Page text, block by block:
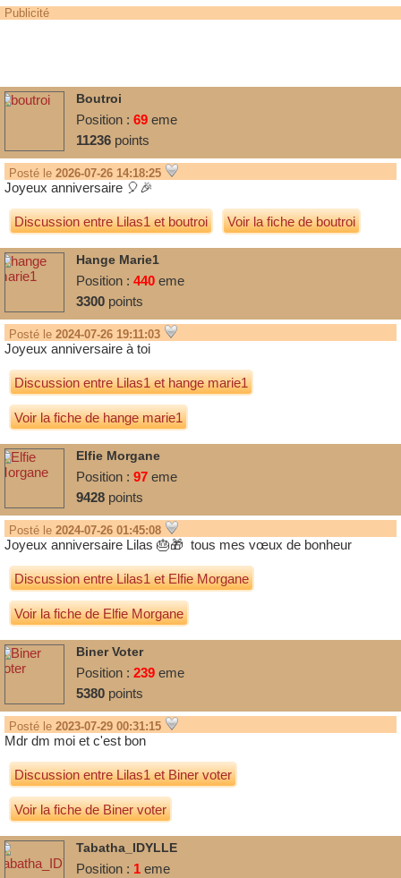
Publicité
Boutroi
Position : 69 eme
11236 points
Posté le 2026-07-26 14:18:25
Joyeux anniversaire 🎈🎉
Discussion entreLilas1etboutroi Voir la fiche de boutroi
Hange Marie1
Position : 440 eme
3300 points
Posté le 2024-07-26 19:11:03
Joyeux anniversaire à toi
Discussion entreLilas1ethange marie1
Voir la fiche de hange marie1
Elfie Morgane
Position : 97 eme
9428 points
Posté le 2024-07-26 01:45:08
Joyeux anniversaire Lilas 🎂🎁 tous mes vœux de bonheur
Discussion entreLilas1etElfie Morgane
Voir la fiche de Elfie Morgane
Biner Voter
Position : 239 eme
5380 points
Posté le 2023-07-29 00:31:15
Mdr dm moi et c'est bon
Discussion entreLilas1etBiner voter
Voir la fiche de Biner voter
Tabatha_IDYLLE
Position : 1 eme